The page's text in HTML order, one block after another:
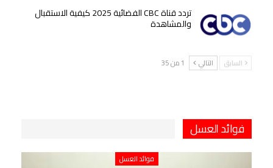
تردد قناة CBC الفضائية 2025 كيفية الاستقبال
والمشاهدة
السابق التالي 1 من 35
فوائد العسل
فوائد العسل